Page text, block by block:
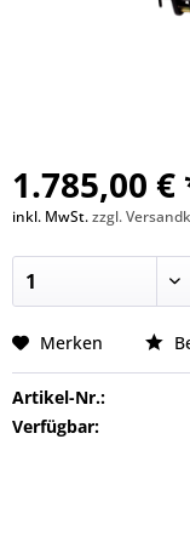
1.785,00 €
inkl. MwSt.zzgl.
Merken
Artikel-Nr.:
Verfügbar: